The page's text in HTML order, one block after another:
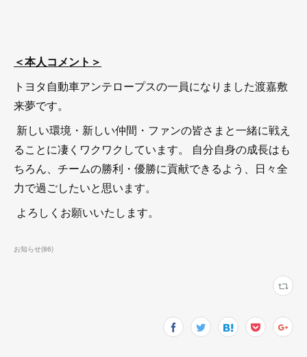
＜本人コメント＞
トヨタ自動車アンテロープスの一員になりました渡嘉敷
来夢です。
新しい環境・新しい仲間・ファンの皆さまと一緒に戦え
ることに凄くワクワクしています。 自分自身の成長はも
ちろん、チームの勝利・優勝に貢献できるよう、日々全
力で過ごしたいと思います。
よろしくお願いいたします。
お知らせ(86)